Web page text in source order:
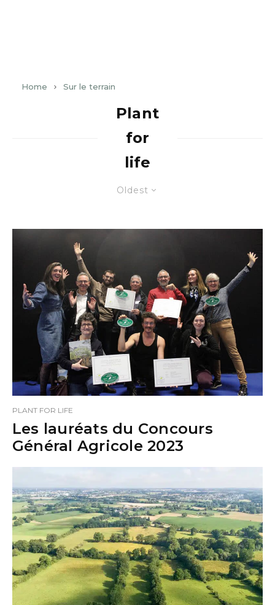
Home Sur le terrain
Oldest
Plant
for
life
PLANT FOR LIFE
Les lauréats du Concours
Général Agricole 2023